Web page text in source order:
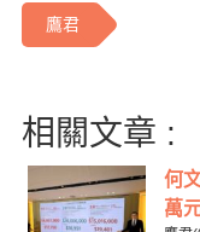
鷹君
相關文章 :
何
萬